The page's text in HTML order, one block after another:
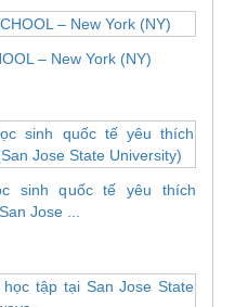
– New York (NY)
sinh quốc tế yêu thích
Jose ...